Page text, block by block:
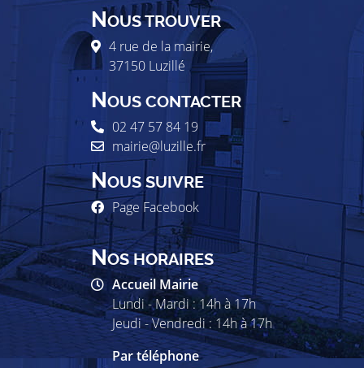
NOUS TROUVER
4 rue de la mairie,
37150 Luzillé
NOUS CONTACTER
02 47 57 84 19
mairie@luzille.fr
NOUS SUIVRE
Page Facebook
NOS HORAIRES
Accueil Mairie
Lundi - Mardi : 14h à 17h
Jeudi - Vendredi : 14h à 17h
Par téléphone